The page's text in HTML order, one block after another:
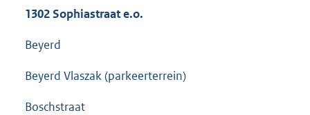
1302 Sophiastraat e.o.
Beyerd
Beyerd Vlaszak (parkeerterrein)
Boschstraat